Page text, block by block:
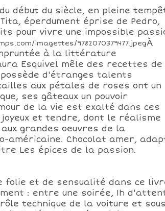
début du siècle, en pleine
éperdument éprise de Pedro,
pour vivre une impossible
À
à la littérature
Esquivel mêle des recettes de
d'étranges talents
aux pétales de roses ont un
ses gâteaux un pouvoir
de la vie est exalté dans ces
et tendre, dont le réalisme
grandes oeuvres de la
Chocolat amer,
Les épices de la passion.
folie et de sensualité dans ce
: entre une soirée, 1h
technique de la voiture et